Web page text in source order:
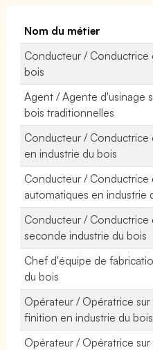
Nom du métier
Conducteur / Conductrice
bois
Agent / Agente d'usinage
bois traditionnelles
Conducteur / Conductrice
en industrie du bois
Conducteur / Conductrice
automatiques en industrie
Conducteur / Conductrice
seconde industrie du bois
Chef d'équipe de
du bois
Opérateur / Opératrice
finition en industrie du bois
Opérateur / Opératrice